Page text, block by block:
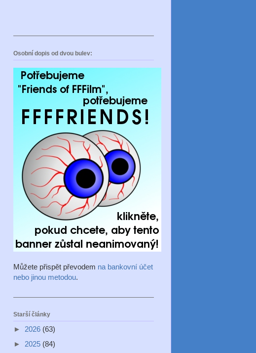
Osobní dopis od dvou bulev:
Můžete přispět převodem na bankovní účet
nebo jinou metodou.
Starší články
► 2026 (63)
► 2025 (84)